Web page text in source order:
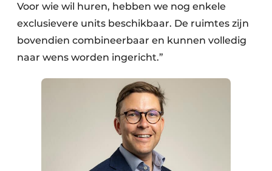
Voor wie wil huren, hebben we nog enkele
exclusievere units beschikbaar. De ruimtes zijn
bovendien combineerbaar en kunnen volledig
naar wens worden ingericht.”